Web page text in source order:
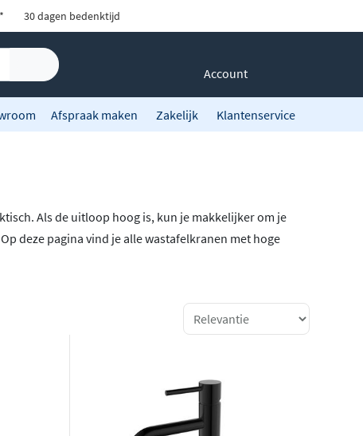
30 dagen bedenktijd
Account
Afspraak maken Zakelijk Klantenservice
Als de uitloop hoog is, kun je makkelijker om je
deze pagina vind je alle wastafelkranen met hoge